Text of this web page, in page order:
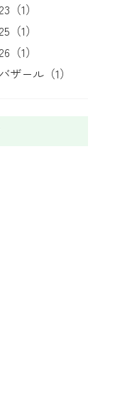
（1）
（1）
（1）
ザール（1）